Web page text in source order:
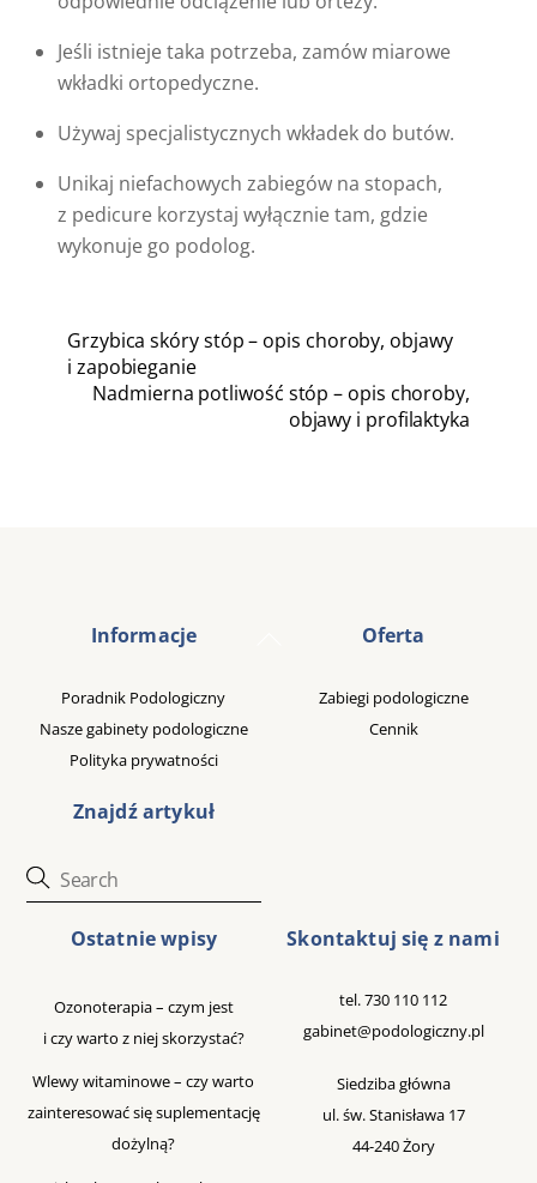
Jeśli istnieje taka potrzeba, zamów miarowe
wkładki ortopedyczne.
Używaj specjalistycznych wkładek do butów.
Unikaj niefachowych zabiegów na stopach,
z pedicure korzystaj wyłącznie tam, gdzie
wykonuje go podolog.
Grzybica skóry stóp – opis choroby, objawy
i zapobieganie
Nadmierna potliwość stóp – opis choroby,
objawy i profilaktyka
Informacje
Poradnik Podologiczny
Nasze gabinety podologiczne
Polityka prywatności
Znajdź artykuł
Oferta
Zabiegi podologiczne
Cennik
Ostatnie wpisy
Ozonoterapia – czym jest
i czy warto z niej skorzystać?
Wlewy witaminowe – czy warto
zainteresować się suplementację
dożylną?
Skontaktuj się z nami
tel.730 110 112
gabinet@podologiczny.pl
Siedziba główna
ul. św. Stanisława 17
44-240 Żory